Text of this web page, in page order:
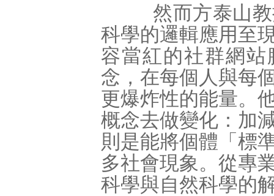
然而方泰山教
科學的邏輯應用至
容當紅的社群網
念，在每個人與每
更爆炸性的能量。
概念去做變化：加
則是能將個體「標
多社會現象。從專
科學與自然科學的